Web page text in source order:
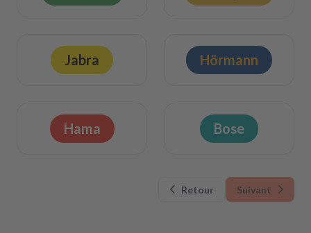
Jabra Hörmann
Hama Bose
Retour Suivant